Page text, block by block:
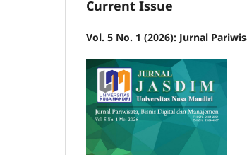
Current Issue
Vol. 5 No. 1 (2026): Jurnal